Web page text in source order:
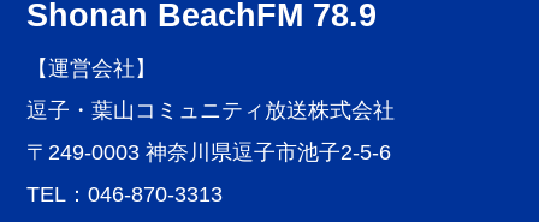
Shonan BeachFM 78.9
【運営会社】
逗子・葉山コミュニティ放送株式会社
〒249-0003 神奈川県逗子市池子2-5-6
TEL：046-870-3313